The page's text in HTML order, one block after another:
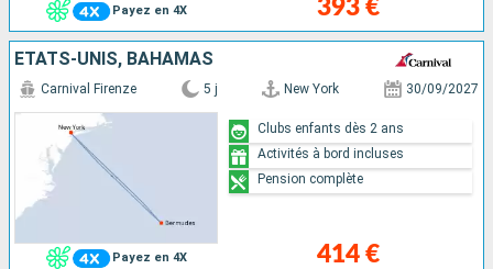
Payez en 4X 393 €
ÉTATS-UNIS, BAHAMAS
Payez en 4X
Carnival Firenze 5 j New York 30/09/2027
414 €
Clubs enfants dès 2 ans
Activités à bord incluses
Pension complète